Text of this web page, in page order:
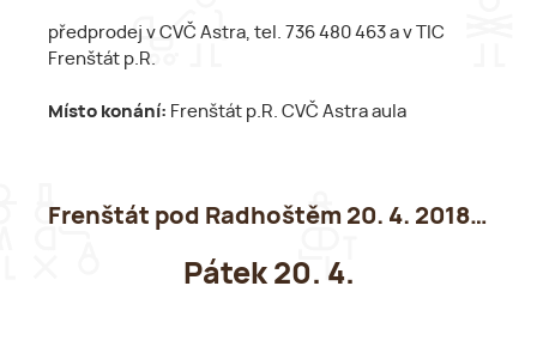
předprodej v CVČ Astra, tel. 736 480 463 a v TIC
Frenštát p.R.
Místo konání: Frenštát p.R. CVČ Astra aula
Frenštát pod Radhoštěm 20. 4. 2018…
Pátek 20. 4.